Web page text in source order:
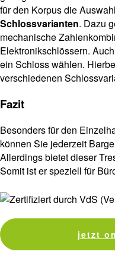
für den Korpus die
Schlossvarianten. Dazu
mechanische
Elektronikschlössern.
ein Schloss wählen.
verschiedenen
Fazit
Besonders für den
können Sie jederzeit
Allerdings bietet dieser
Somit ist er speziell für
jetzt